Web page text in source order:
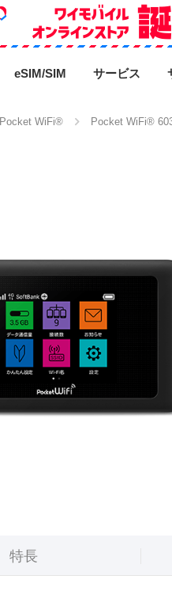
eSIM/SIM サービス
Pocket WiFi® Pocket WiFi®
特長